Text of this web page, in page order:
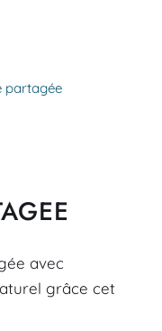
partagée
avec
grâce cet